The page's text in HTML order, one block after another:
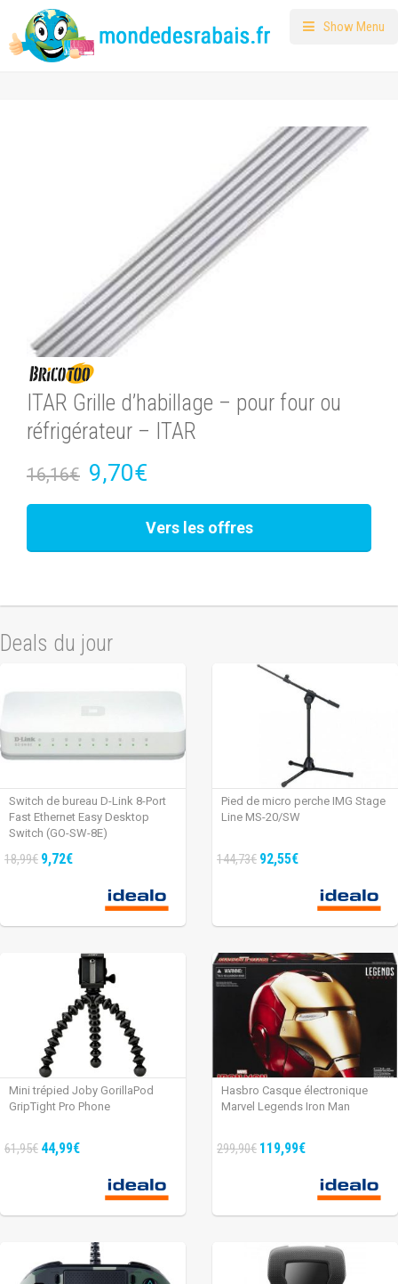
Show Menu
ITAR Grille d’habillage – pour four ou
réfrigérateur – ITAR
16,16€ 9,70€
Vers les offres
Deals du jour
Switch de bureau D-Link 8-Port
Fast Ethernet Easy Desktop
Switch (GO-SW-8E)
18,99€ 9,72€
Pied de micro perche IMG Stage
Line MS-20/SW
144,73€ 92,55€
Mini trépied Joby GorillaPod
GripTight Pro Phone
61,95€ 44,99€
Hasbro Casque électronique
Marvel Legends Iron Man
299,90€ 119,99€